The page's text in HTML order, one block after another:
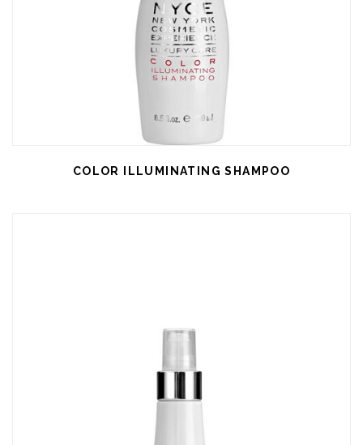
COLOR ILLUMINATING SHAMPOO